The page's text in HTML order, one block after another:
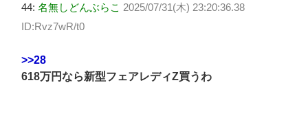
44: 名無しどんぶらこ 2025/07/31(木) 23:20:36.38
ID:Rvz7wR/t0
>>28
618万円なら新型フェアレディZ買うわ